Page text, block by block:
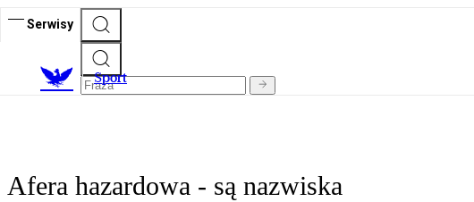
Serwisy
Sport
Afera hazardowa - są nazwiska